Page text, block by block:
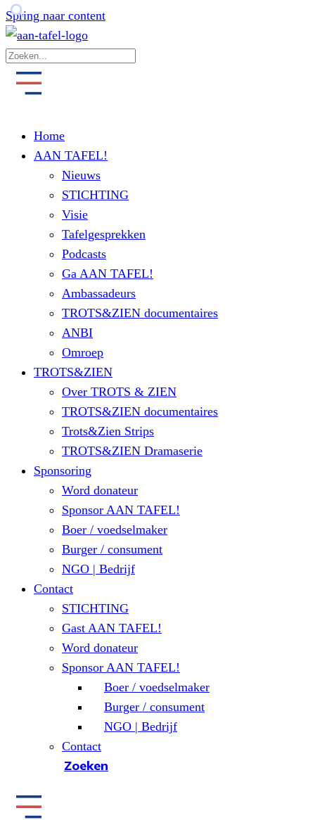
Spring naar content
Home
AAN TAFEL!
Nieuws
STICHTING
Visie
Tafelgesprekken
Podcasts
Ga AAN TAFEL!
Ambassadeurs
TROTS&ZIEN documentaires
ANBI
Omroep
TROTS&ZIEN
Over TROTS & ZIEN
TROTS&ZIEN documentaires
Trots&Zien Strips
TROTS&ZIEN Dramaserie
Sponsoring
Word donateur
Sponsor AAN TAFEL!
Boer / voedselmaker
Burger / consument
NGO | Bedrijf
Contact
STICHTING
Gast AAN TAFEL!
Word donateur
Sponsor AAN TAFEL!
Boer / voedselmaker
Burger / consument
NGO | Bedrijf
Contact
Zoeken